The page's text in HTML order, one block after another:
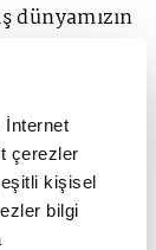
İnternet
çerezler
kişisel
bilgi
dünyamızın
Artık
yurt
beni